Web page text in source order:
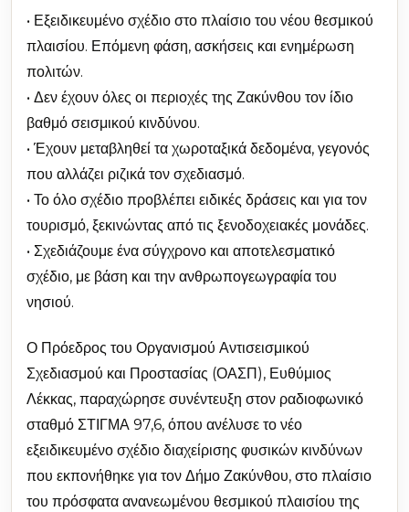
• Εξειδικευμένο σχέδιο στο πλαίσιο του νέου θεσμικού
πλαισίου. Επόμενη φάση, ασκήσεις και ενημέρωση
πολιτών.
• Δεν έχουν όλες οι περιοχές της Ζακύνθου τον ίδιο
βαθμό σεισμικού κινδύνου.
• Έχουν μεταβληθεί τα χωροταξικά δεδομένα, γεγονός
που αλλάζει ριζικά τον σχεδιασμό.
• Το όλο σχέδιο προβλέπει ειδικές δράσεις και για τον
τουρισμό, ξεκινώντας από τις ξενοδοχειακές μονάδες.
• Σχεδιάζουμε ένα σύγχρονο και αποτελεσματικό
σχέδιο, με βάση και την ανθρωπογεωγραφία του
νησιού.
Ο Πρόεδρος του Οργανισμού Αντισεισμικού
Σχεδιασμού και Προστασίας (ΟΑΣΠ), Ευθύμιος
Λέκκας, παραχώρησε συνέντευξη στον ραδιοφωνικό
σταθμό ΣΤΙΓΜΑ 97,6, όπου ανέλυσε το νέο
εξειδικευμένο σχέδιο διαχείρισης φυσικών κινδύνων
που εκπονήθηκε για τον Δήμο Ζακύνθου, στο πλαίσιο
του πρόσφατα ανανεωμένου θεσμικού πλαισίου της